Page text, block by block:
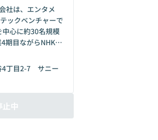
社は、エンタメ
ックベンチャーで
中心に約30名規模
期目ながらNHK、
ビなどの配信アプ
タル化案件を中心
っています。
期を迎え、自己
ャル広告生成AI、
動化ツールなど、
4丁目2-7 サニー
中